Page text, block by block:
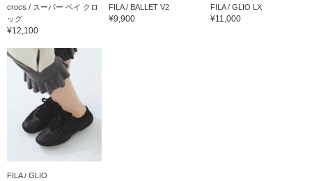
crocs / スーパー ベイ クロ
ッグ
¥12,100
FILA / BALLET V2
¥9,900
FILA / GLIO LX
¥11,000
FILA / GLIO